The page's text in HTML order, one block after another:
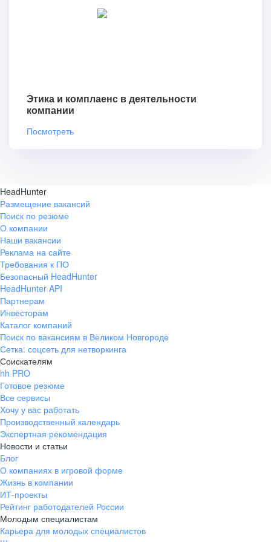
Этика и комплаенс в деятельности
компании
Посмотреть
HeadHunter
Размещение вакансий
Поиск по резюме
О компании
Наши вакансии
Реклама на сайте
Требования к ПО
Безопасный HeadHunter
HeadHunter API
Партнерам
Инвесторам
Каталог компаний
Поиск по вакансиям в Великом Новгороде
Сетка: соцсеть для нетворкинга
Соискателям
hh PRO
Готовое резюме
Все сервисы
Хочу у вас работать
Производственный календарь
Экспертная рекомендация
Новости и статьи
Блог
О компаниях в игровой форме
Жизнь в компании
ИТ-проекты
Рейтинг работодателей России
Молодым специалистам
Карьера для молодых специалистов